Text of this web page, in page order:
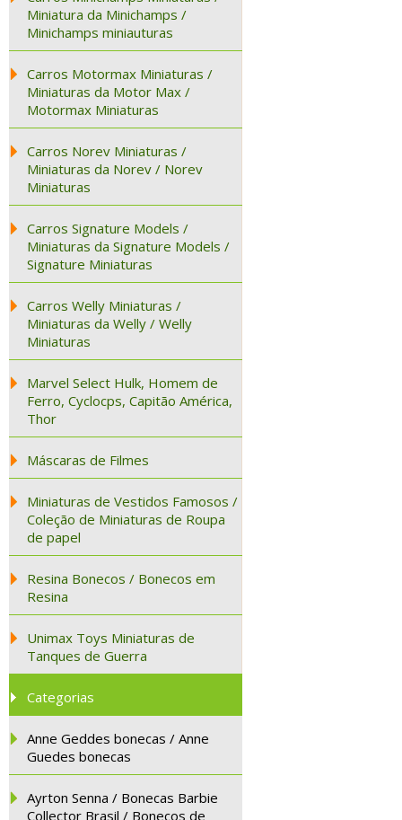
Miniatura da Minichamps /
Minichamps miniauturas
Carros Motormax Miniaturas /
Miniaturas da Motor Max /
Motormax Miniaturas
Carros Norev Miniaturas /
Miniaturas da Norev / Norev
Miniaturas
Carros Signature Models /
Miniaturas da Signature Models /
Signature Miniaturas
Carros Welly Miniaturas /
Miniaturas da Welly / Welly
Miniaturas
Marvel Select Hulk, Homem de
Ferro, Cyclocps, Capitão América,
Thor
Máscaras de Filmes
Miniaturas de Vestidos Famosos /
Coleção de Miniaturas de Roupa
de papel
Resina Bonecos / Bonecos em
Resina
Unimax Toys Miniaturas de
Tanques de Guerra
Categorias
Anne Geddes bonecas / Anne
Guedes bonecas
Ayrton Senna / Bonecas Barbie
Collector Brasil / Bonecos de